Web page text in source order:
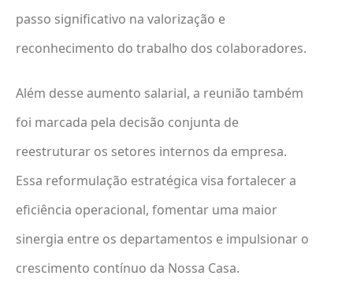
passo significativo na valorização e
reconhecimento do trabalho dos colaboradores.
Além desse aumento salarial, a reunião também
foi marcada pela decisão conjunta de
reestruturar os setores internos da empresa.
Essa reformulação estratégica visa fortalecer a
eficiência operacional, fomentar uma maior
sinergia entre os departamentos e impulsionar o
crescimento contínuo da Nossa Casa.